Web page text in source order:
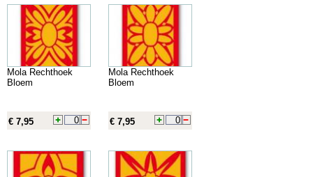
Mola Rechthoek
Bloem
€ 7,95
Mola Rechthoek
Bloem
€ 7,95